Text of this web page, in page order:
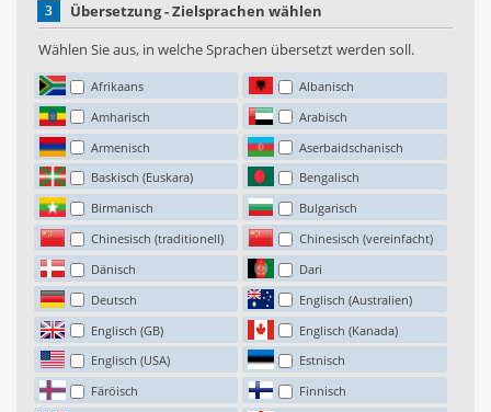
3
Übersetzung - Zielsprachen wählen
Wählen Sie aus, in welche Sprachen übersetzt werden soll.
Afrikaans
Albanisch
Amharisch
Arabisch
Armenisch
Aserbaidschanisch
Baskisch (Euskara)
Bengalisch
Birmanisch
Bulgarisch
Chinesisch (traditionell)
Chinesisch (vereinfacht)
Dänisch
Dari
Deutsch
Englisch (Australien)
Englisch (GB)
Englisch (Kanada)
Englisch (USA)
Estnisch
Färöisch
Finnisch